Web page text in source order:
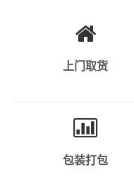
秉承“用心呵护，值得
上门取货
包装打包